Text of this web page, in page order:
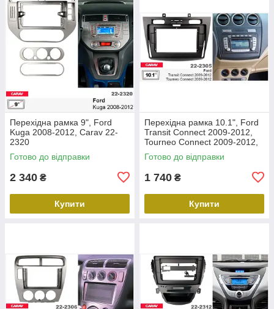
Перехідна рамка 9", Ford
Kuga 2008-2012, Carav 22-
2320
Готово до відправки
2 340 ₴
Купити
Перехідна рамка 10.1", Ford
Transit Connect 2009-2012,
Tourneo Connect 2009-2012,
Carav 22-2305
Готово до відправки
1 740 ₴
Купити